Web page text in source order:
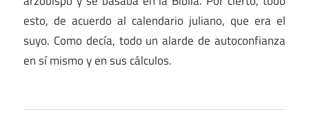
esto, de acuerdo al calendario juliano, que era el
suyo. Como decía, todo un alarde de autoconfianza
en sí mismo y en sus cálculos.